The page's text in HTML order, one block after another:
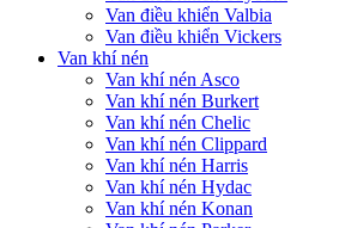
Van điều khiển Valbia
Van điều khiển Vickers
Van khí nén
Van khí nén Asco
Van khí nén Burkert
Van khí nén Chelic
Van khí nén Clippard
Van khí nén Harris
Van khí nén Hydac
Van khí nén Konan